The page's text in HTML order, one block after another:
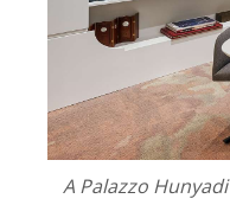
A Palazzo Hunyadi